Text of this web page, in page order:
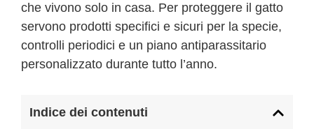
che vivono solo in casa. Per proteggere il gatto
servono prodotti specifici e sicuri per la specie,
controlli periodici e un piano antiparassitario
personalizzato durante tutto l’anno.
Indice dei contenuti